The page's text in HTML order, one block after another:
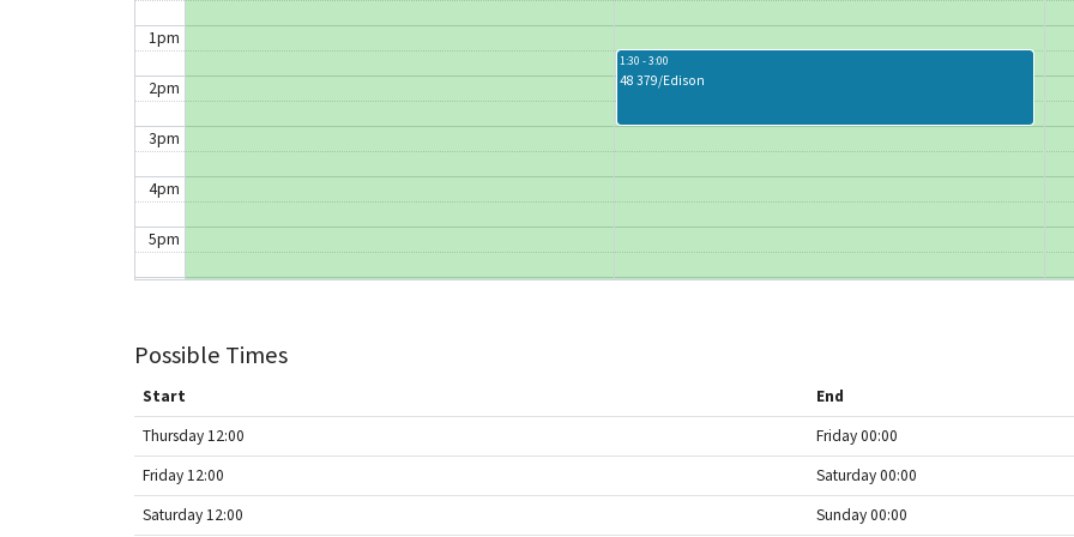
1pm
2pm
3pm
4pm
5pm
8pm
9pm
10pm
1:30 - 3:00
48 379/Edison
Possible Times
Start
End
Thursday 12:00
Friday 00:00
Friday 12:00
Saturday 00:00
Saturday 12:00
Sunday 00:00